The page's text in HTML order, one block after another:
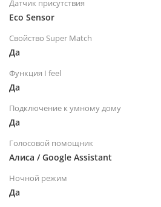
Датчик присутствия
Eco Sensor
Свойство Super Match
Да
Функция I feel
Да
Подключение к умному дому
Да
Голосовой помощник
Алиса / Google Assistant
Ночной режим
Да